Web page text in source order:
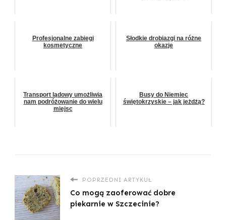
Profesjonalne zabiegi
kosmetyczne
Słodkie drobiazgi na różne
okazje
Transport lądowy umożliwia
nam podróżowanie do wielu
miejsc
Busy do Niemiec
świętokrzyskie – jak jeżdżą?
POPRZEDNI ARTYKUŁ
Co mogą zaoferować dobre
piekarnie w Szczecinie?